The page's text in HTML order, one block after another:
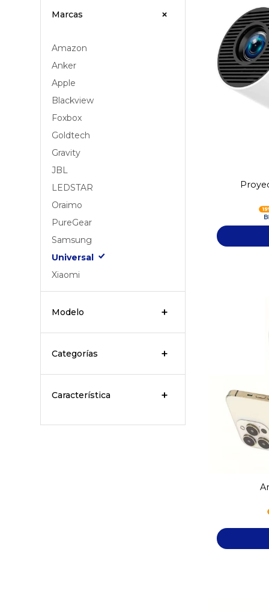
Marcas
Amazon
Anker
Apple
Blackview
Foxbox
Goldtech
Gravity
JBL
LEDSTAR
Oraimo
PureGear
Samsung
Universal
Xiaomi
Modelo
Categorías
Característica